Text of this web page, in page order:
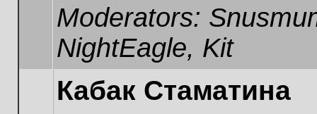
Moderators:
NightEagle, Kit
Кабак Стаматина